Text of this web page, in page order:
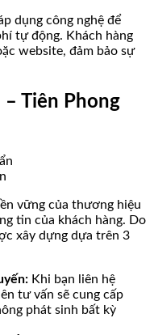
dụng công nghệ để
tự động. Khách hàng
website, đảm bảo sự
– Tiên Phong
vững của thương hiệu
tin của khách hàng. Do
xây dựng dựa trên 3
Khi bạn liên hệ
tư vấn sẽ cung cấp
phát sinh bất kỳ